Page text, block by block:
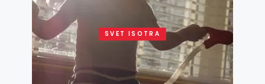
SVET ISOTRA